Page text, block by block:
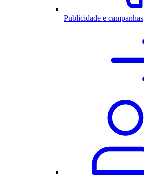
Publicidade e campanhas